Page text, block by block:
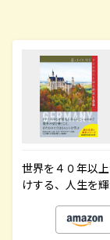
世界を４０年以
けする、人生を